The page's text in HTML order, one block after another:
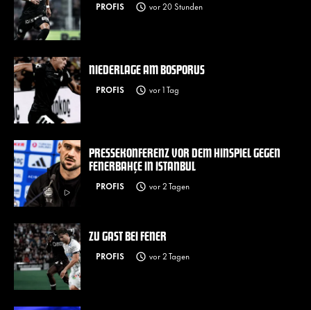
PROFIS vor 20 Stunden
NIEDERLAGE AM BOSPORUS
PROFIS vor 1 Tag
PRESSEKONFERENZ VOR DEM HINSPIEL GEGEN
FENERBAHÇE IN ISTANBUL
PROFIS vor 2 Tagen
ZU GAST BEI FENER
PROFIS vor 2 Tagen